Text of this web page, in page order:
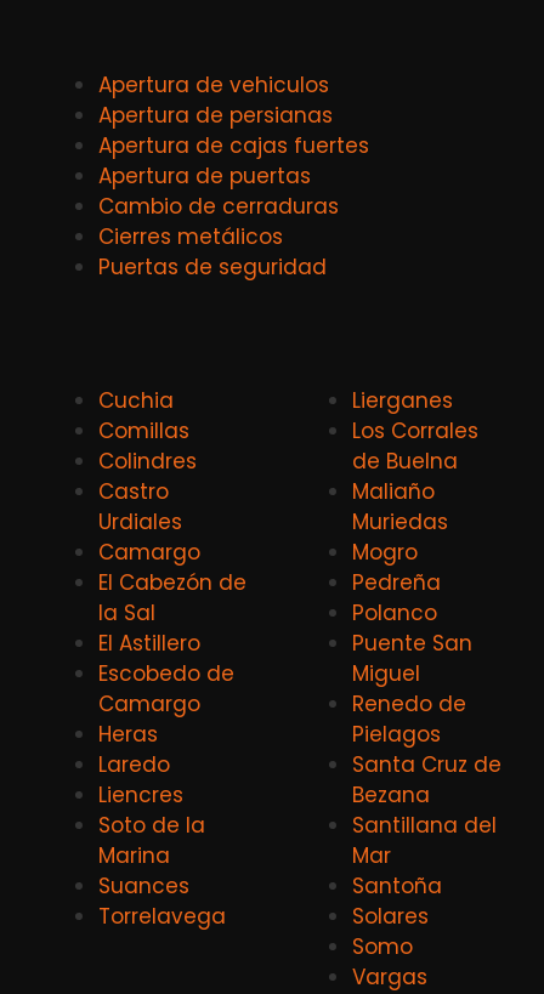
Apertura de vehiculos
Apertura de persianas
Apertura de cajas fuertes
Apertura de puertas
Cambio de cerraduras
Cierres metálicos
Puertas de seguridad
Cuchia
Comillas
Colindres
Castro
Urdiales
Camargo
El Cabezón de
la Sal
El Astillero
Escobedo de
Camargo
Heras
Laredo
Liencres
Soto de la
Marina
Suances
Torrelavega
Lierganes
Los Corrales
de Buelna
Maliaño
Muriedas
Mogro
Pedreña
Polanco
Puente San
Miguel
Renedo de
Pielagos
Santa Cruz de
Bezana
Santillana del
Mar
Santoña
Solares
Somo
Vargas